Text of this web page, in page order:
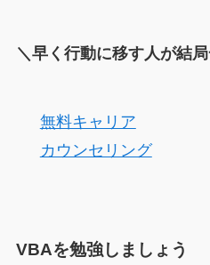
＼早く行動に移す人が結
無料キャリア
カウンセリング
VBAを勉強しましょう